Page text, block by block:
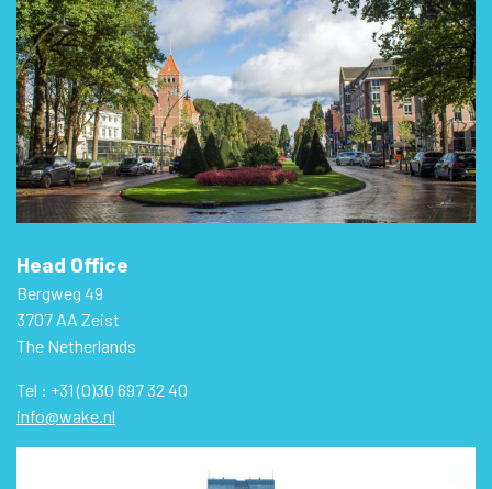
Head Office
Bergweg 49
3707 AA Zeist
The Netherlands
Tel : +31 (0)30 697 32 40
info@wake.nl